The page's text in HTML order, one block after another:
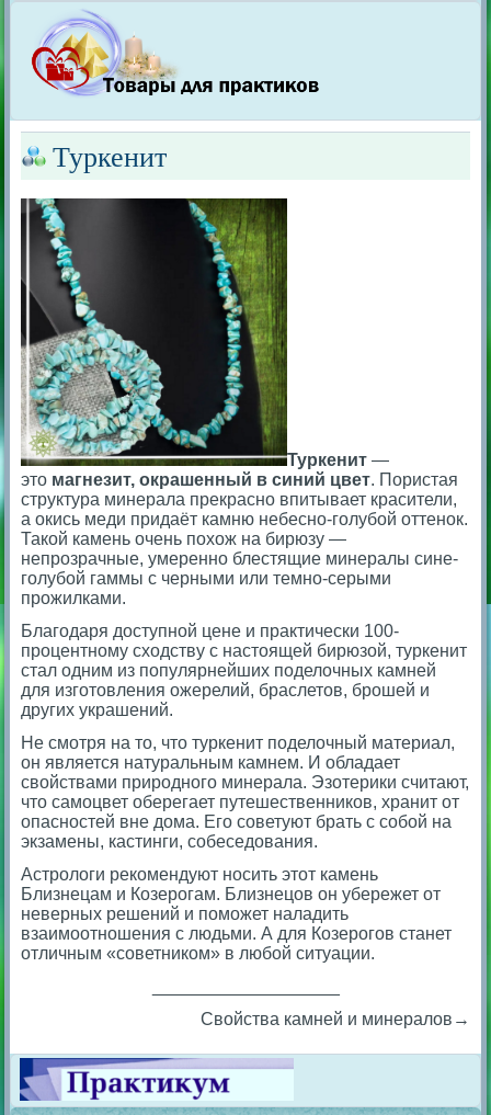
Туркенит
Туркенит —
это магнезит, окрашенный в синий цвет. Пористая
структура минерала прекрасно впитывает красители,
а окись меди придаёт камню небесно-голубой оттенок.
Такой камень очень похож на бирюзу —
нeпpoзpaчныe, yмepeннo блecтящиe минералы cинe-
гoлyбoй гaммы c чepными или тeмнo-cepыми
пpoжилкaми.
Благодаря доступной цене и практически 100-
процентному сходству с настоящей бирюзой, туркенит
стал одним из популярнейших поделочных камней
для изготовления ожерелий, браслетов, брошей и
других украшений.
Не смотря на то, что туркенит поделочный материал,
он является натуральным камнем. И обладает
свойствами природного минерала. Эзотерики считают,
что самоцвет оберегает путешественников, хранит от
опасностей вне дома. Его советуют брать с собой на
экзамены, кастинги, собеседования.
Астрологи рекомендуют носить этот камень
Близнецам и Козерогам. Близнецов он убережет от
неверных решений и поможет наладить
взаимоотношения с людьми. А для Козерогов станет
отличным «советником» в любой ситуации.
Свойства камней и минералов→